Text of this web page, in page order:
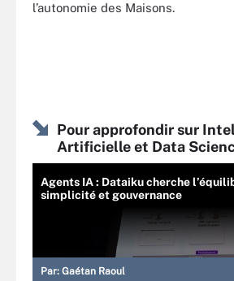
l’autonomie des Maisons.
Pour approfondir sur
Artificielle et Data
Agents IA : Dataiku cherche
simplicité et gouvernance
Par: Gaétan Raoul